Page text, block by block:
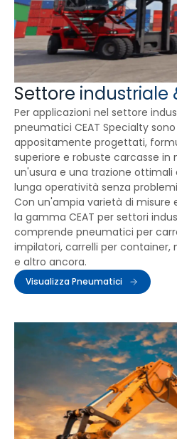
Settore industriale
Per applicazioni nel settore
pneumatici CEAT Specialty
appositamente progettati,
superiore e robuste carcasse in
un'usura e una trazione
lunga operatività senza
Con un'ampia varietà di misure
la gamma CEAT per settori
comprende pneumatici per
impilatori, carrelli per container,
e altro ancora.
Visualizza Pneumatici